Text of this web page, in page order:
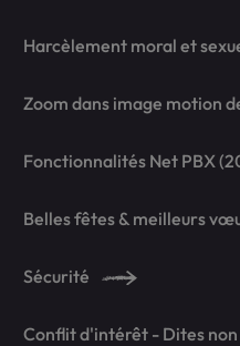
Harcèlement moral et
Zoom dans image motion
Fonctionnalités Net PBX
Belles fêtes & meilleurs
Sécurité